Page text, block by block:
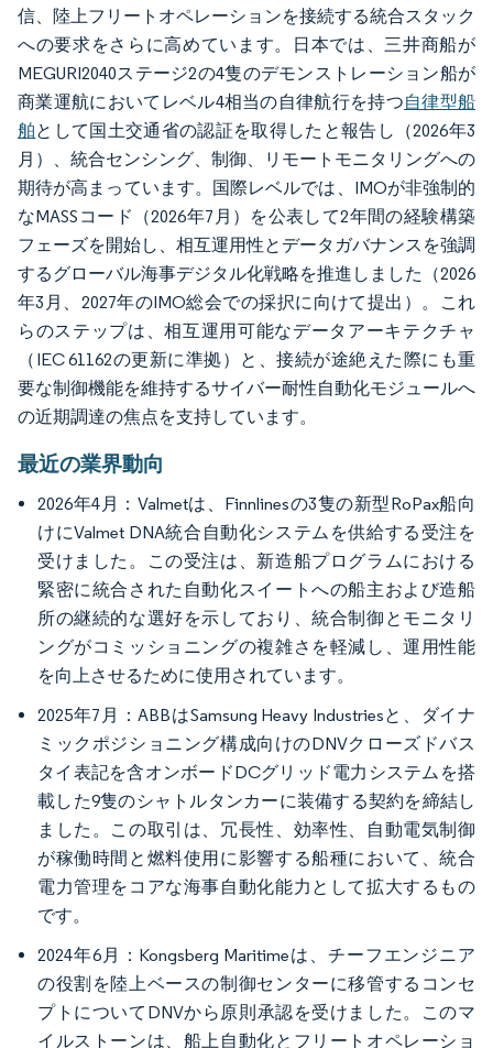
信、陸上フリートオペレーションを接続する統合スタック
への要求をさらに高めています。日本では、三井商船が
MEGURI2040ステージ2の4隻のデモンストレーション船が
商業運航においてレベル4相当の自律航行を持つ自律型船
舶として国土交通省の認証を取得したと報告し（2026年3
月）、統合センシング、制御、リモートモニタリングへの
期待が高まっています。国際レベルでは、IMOが非強制的
なMASSコード（2026年7月）を公表して2年間の経験構築
フェーズを開始し、相互運用性とデータガバナンスを強調
するグローバル海事デジタル化戦略を推進しました（2026
年3月、2027年のIMO総会での採択に向けて提出）。これ
らのステップは、相互運用可能なデータアーキテクチャ
（IEC 61162の更新に準拠）と、接続が途絶えた際にも重
要な制御機能を維持するサイバー耐性自動化モジュールへ
の近期調達の焦点を支持しています。
最近の業界動向
2026年4月：Valmetは、Finnlinesの3隻の新型RoPax船向
けにValmet DNA統合自動化システムを供給する受注を
受けました。この受注は、新造船プログラムにおける
緊密に統合された自動化スイートへの船主および造船
所の継続的な選好を示しており、統合制御とモニタリ
ングがコミッショニングの複雑さを軽減し、運用性能
を向上させるために使用されています。
2025年7月：ABBはSamsung Heavy Industriesと、ダイナ
ミックポジショニング構成向けのDNVクローズドバス
タイ表記を含オンボードDCグリッド電力システムを搭
載した9隻のシャトルタンカーに装備する契約を締結し
ました。この取引は、冗長性、効率性、自動電気制御
が稼働時間と燃料使用に影響する船種において、統合
電力管理をコアな海事自動化能力として拡大するもの
です。
2024年6月：Kongsberg Maritimeは、チーフエンジニア
の役割を陸上ベースの制御センターに移管するコンセ
プトについてDNVから原則承認を受けました。このマ
イルストーンは、船上自動化とフリートオペレーショ